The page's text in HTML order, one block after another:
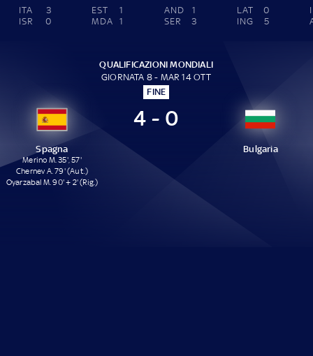
ITA
3
ISR
0
EST
1
MDA
1
AND
1
SER
3
LAT
0
ING
5
QUALIFICAZIONI MONDIALI
GIORNATA 8 - MAR 14 OTT
FINE
Spagna
Merino M. 35', 57'
Chernev A. 79' (Aut.)
Oyarzabal M. 90' + 2' (Rig.)
4 - 0
Bulgaria